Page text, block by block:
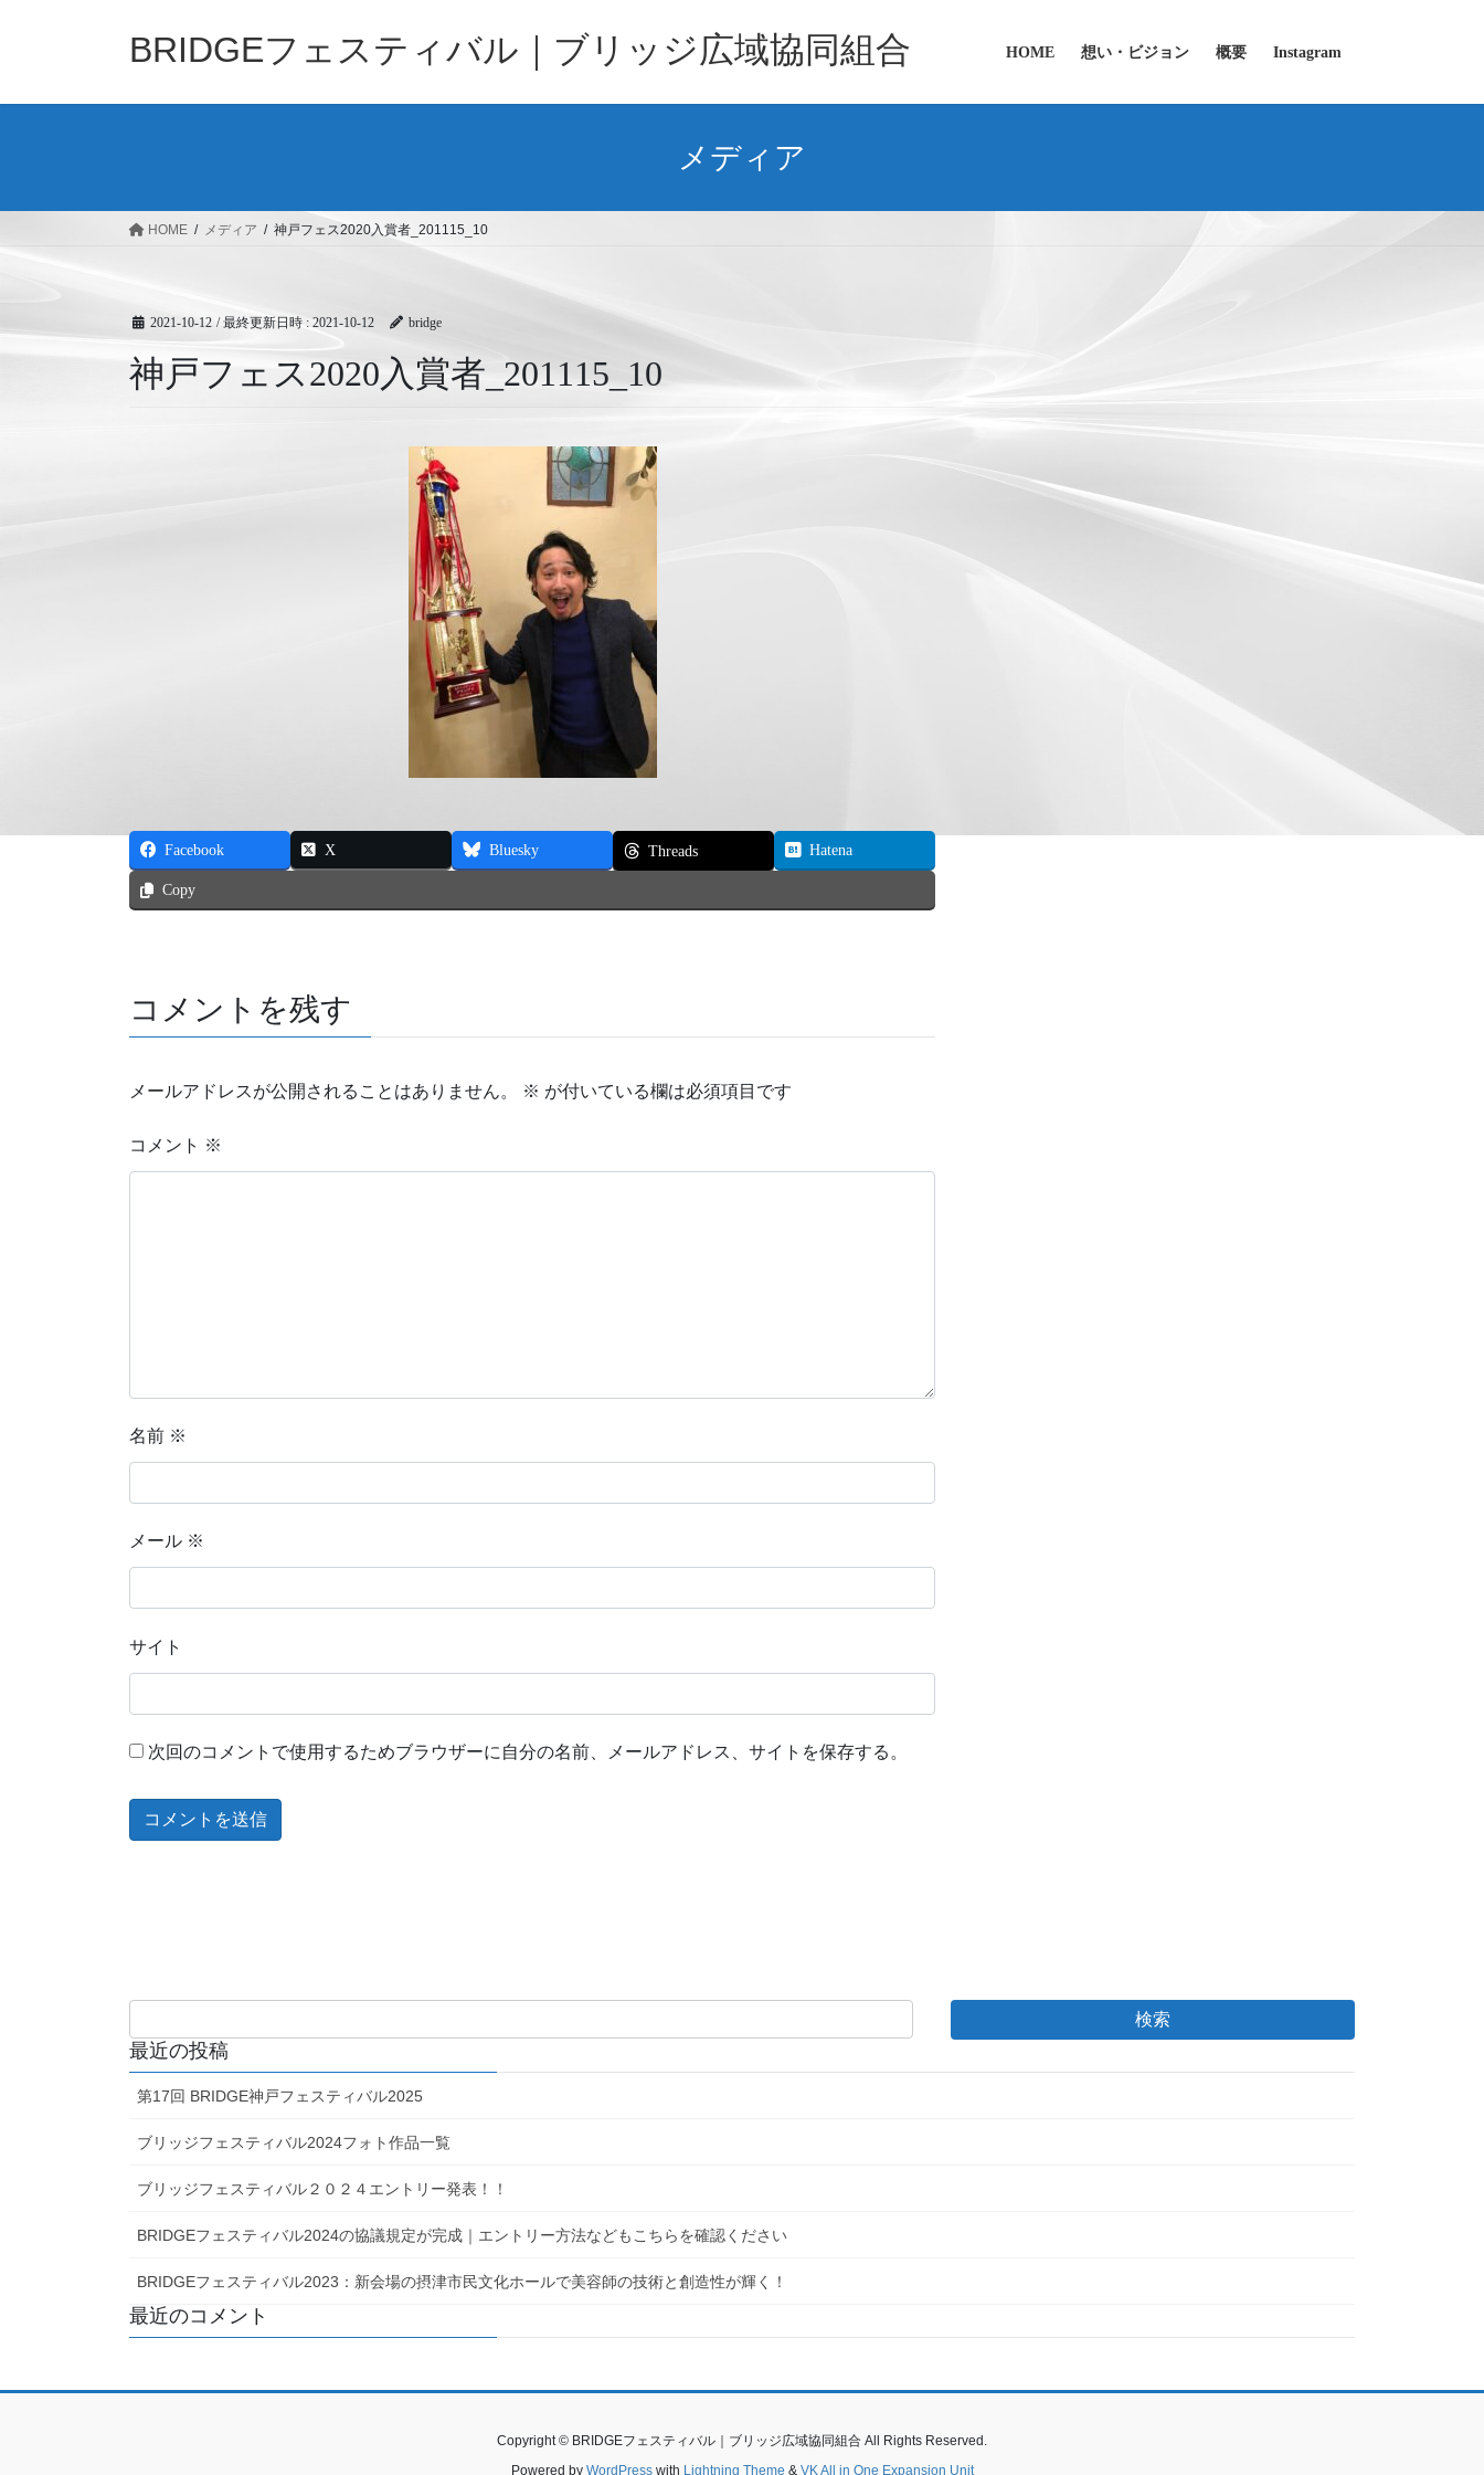
プ
動
BRIDGEフェスティバル｜ブリッジ広域協同組合 HOME 想い・ビジョン 概要 Instagram
メディア
HOME メディア 神戸フェス2020入賞者_201115_10
2021-10-12 / 最終更新日時 : 2021-10-12 bridge
神戸フェス2020入賞者_201115_10
Facebook X Bluesky Threads Hatena
Copy
コメントを残す
メールアドレスが公開されることはありません。 ※ が付いている欄は必須項目です
コメント ※
名前 ※
メール ※
サイト
次回のコメントで使用するためブラウザーに自分の名前、メールアドレス、サイトを保存する。
最近の投稿
第17回 BRIDGE神戸フェスティバル2025
ブリッジフェスティバル2024フォト作品一覧
ブリッジフェスティバル２０２４エントリー発表！！
BRIDGEフェスティバル2024の協議規定が完成｜エントリー方法などもこちらを確認ください
BRIDGEフェスティバル2023：新会場の摂津市民文化ホールで美容師の技術と創造性が輝く！
最近のコメント
Copyright © BRIDGEフェスティバル｜ブリッジ広域協同組合 All Rights Reserved.
Powered by WordPresswith Lightning Theme & VK All in One Expansion Unit